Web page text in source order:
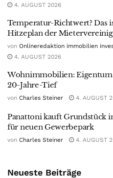
4. AUGUST 2026
Temperatur-Richtwert? Das
Hitzeplan der
von Onlineredaktion immobilien
4. AUGUST 2026
Wohnimmobilien:
20-Jahre-Tief
von Charles Steiner 4. AUGUST
Panattoni kauft Grundstück
für neuen Gewerbepark
von Charles Steiner 4. AUGUST
Neueste Beiträge